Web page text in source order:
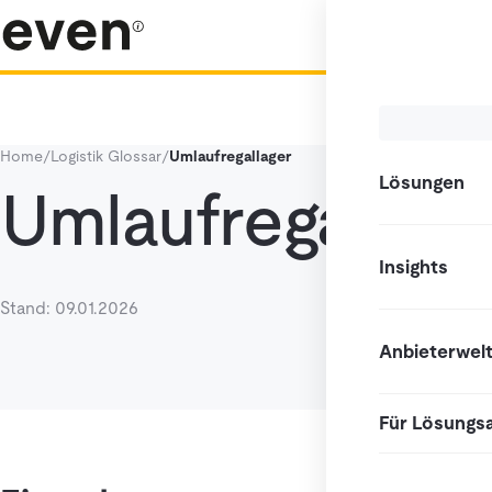
Lösungen
Insights
Anbieterwelt
Für
Home/Logistik Glossar/Umlaufregallager
Umlaufregallager
Stand: 09.01.2026